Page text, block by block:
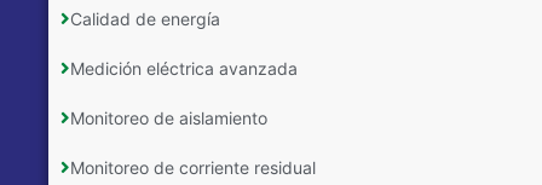
Calidad de energía
Medición eléctrica avanzada
Monitoreo de aislamiento
Monitoreo de corriente residual